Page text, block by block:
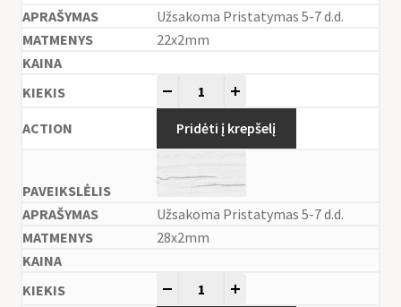
Užsakoma Pristatymas 5-7 d.d.
22x2mm
Pridėti į krepšelį
Užsakoma Pristatymas 5-7 d.d.
28x2mm